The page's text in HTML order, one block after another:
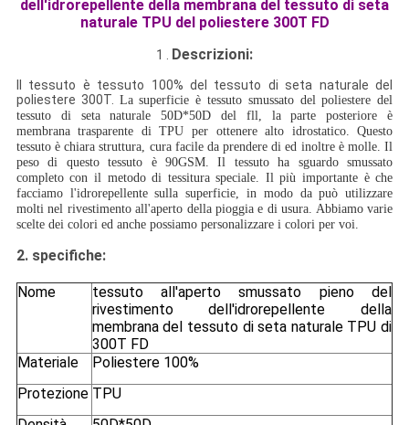
dell'idrorepellente della membrana del tessuto di seta
naturale TPU del poliestere 300T FD
1 . Descrizioni:
Il tessuto è tessuto 100% del tessuto di seta naturale del
poliestere 300T. La superficie è tessuto smussato del poliestere del
tessuto di seta naturale 50D*50D del fll, la parte posteriore è
membrana trasparente di TPU per ottenere alto idrostatico. Questo
tessuto è chiara struttura, cura facile da prendere di ed inoltre è molle. Il
peso di questo tessuto è 90GSM. Il tessuto ha sguardo smussato
completo con il metodo di tessitura speciale. Il più importante è che
facciamo l'idrorepellente sulla superficie, in modo da può utilizzare
molti nel rivestimento all'aperto della pioggia e di usura. Abbiamo varie
scelte dei colori ed anche possiamo personalizzare i colori per voi.
2.specifiche:
Nome
tessuto all'aperto smussato pieno del
rivestimento dell'idrorepellente della
membrana del tessuto di seta naturale TPU di
300T FD
Materiale
Poliestere 100%
Protezione TPU